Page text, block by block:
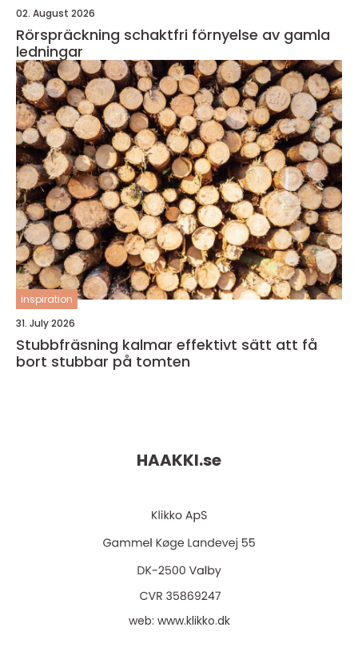
02. August 2026
Rörspräckning schaktfri förnyelse av gamla
ledningar
inspiration
31. July 2026
Stubbfräsning kalmar effektivt sätt att få
bort stubbar på tomten
HAAKKI.se
web: www.klikko.dk